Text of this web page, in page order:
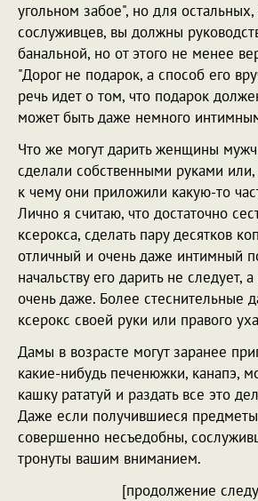
угольном забое", но для
сослуживцев, вы должны
банальной, но от этого не менее
"Дорог не подарок, а способ его
речь идет о том, что подарок
может быть даже немного
Что же могут дарить женщины
сделали собственными руками
к чему они приложили какую-то
Лично я считаю, что достаточно
ксерокса, сделать пару десятков
отличный и очень даже интимный
начальству его дарить не следует,
очень даже. Более стеснительные
ксерокс своей руки или правого
Дамы в возрасте могут заранее
какие-нибудь печенюжки, канапэ,
кашку рататуй и раздать все это
Даже если получившиеся
совершенно несъедобны,
тронуты вашим вниманием.
[продолжение